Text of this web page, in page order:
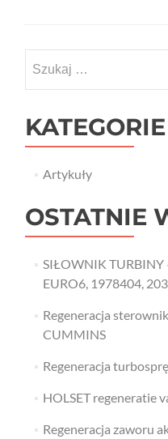
KATEGORIE
Artykuły
OSTATNIE
SIŁOWNIK TURBINY
EURO6, 1978404,
Regeneracja
CUMMINS
Regeneracja
HOLSET regeneratie
Regeneracja zaworu